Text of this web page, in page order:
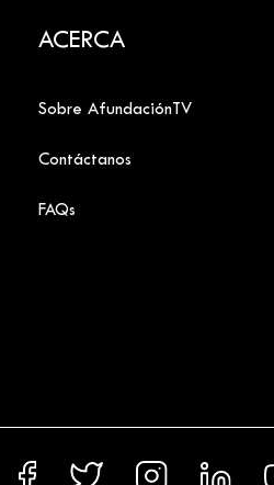
ACERCA
Sobre AfundaciónTV
Contáctanos
FAQs